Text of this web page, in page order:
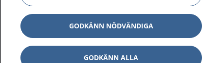
GODKÄNN NÖDVÄNDIGA
GODKÄNN ALLA